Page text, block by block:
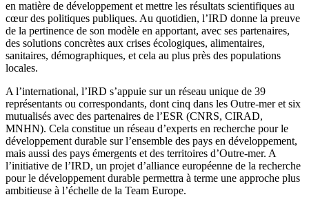
en matière de développement et mettre les résultats scientifiques au
cœur des politiques publiques. Au quotidien, l’IRD donne la preuve
de la pertinence de son modèle en apportant, avec ses partenaires,
des solutions concrètes aux crises écologiques, alimentaires,
sanitaires, démographiques, et cela au plus près des populations
locales.
A l’international, l’IRD s’appuie sur un réseau unique de 39
représentants ou correspondants, dont cinq dans les Outre-mer et six
mutualisés avec des partenaires de l’ESR (CNRS, CIRAD,
MNHN). Cela constitue un réseau d’experts en recherche pour le
développement durable sur l’ensemble des pays en développement,
mais aussi des pays émergents et des territoires d’Outre-mer. A
l’initiative de l’IRD, un projet d’alliance européenne de la recherche
pour le développement durable permettra à terme une approche plus
ambitieuse à l’échelle de la Team Europe.